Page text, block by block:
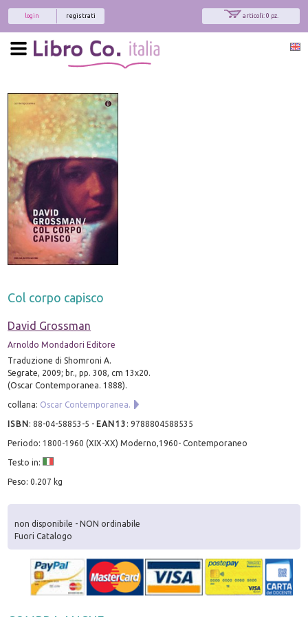
articoli: 0 pz.
registrati
login
Col corpo capisco
David Grossman
Arnoldo Mondadori Editore
Traduzione di Shomroni A.
Segrate, 2009; br., pp. 308, cm 13x20.
(Oscar Contemporanea. 1888).
collana: Oscar Contemporanea.
ISBN:88-04-58853-5 - EAN13 :9788804588535
Periodo: 1800-1960 (XIX-XX) Moderno,1960- Contemporaneo
Testo in:
Peso: 0.207 kg
non disponibile - NON ordinabile
Fuori Catalogo